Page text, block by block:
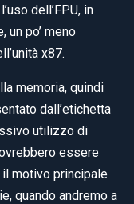
dell’FPU, in
un po’ meno
x87.
memoria, quindi
dall’etichetta
utilizzo di
essere
motivo principale
quando andremo a